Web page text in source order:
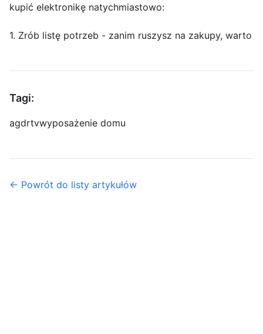
kupić elektronikę natychmiastowo:
1. Zrób listę potrzeb - zanim ruszysz na zakupy, warto
Tagi:
agdrtvwyposażenie domu
← Powrót do listy artykułów